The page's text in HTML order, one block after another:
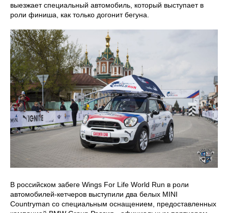
выезжает специальный автомобиль, который выступает в
роли финиша, как только догонит бегуна.
В российском забеге Wings For Life World Run в роли
автомобилей-кетчеров выступили два белых MINI
Countryman со специальным оснащением, предоставленных